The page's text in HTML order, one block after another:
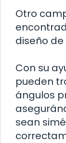
Otro
diseño
Con su
pueden
ángulos
sean